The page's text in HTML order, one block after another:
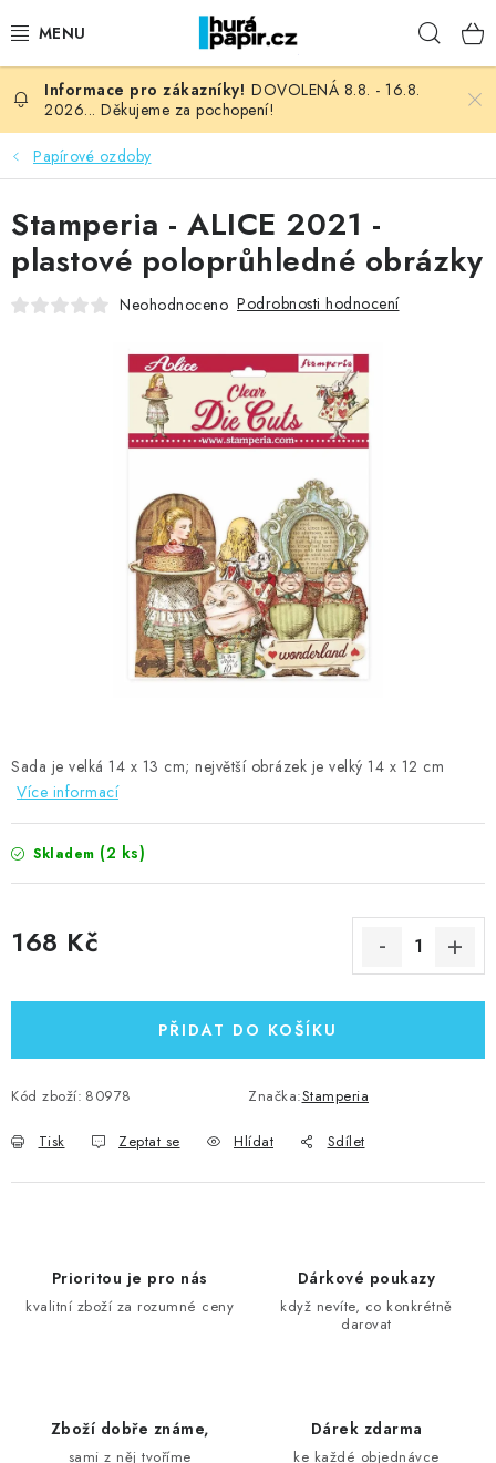
na
NOVINKY
HURÁ DÍLNA
VŠECHNO ZBOŽÍ
KNIHAŘSKÝ MATERIÁL
FOTORECENZE
MOJE OBJEDNÁVKA
Kontakty Moje objednávka
Oblíbené ♥️
Hodnocení obchodu
Obchodní podmínky
Podmínky ochrany osobních údajů
Ověřování recenzí
DOVOLENÁ 8.8. - 16.8.
2026... Děkujeme za pochopení!
Papírové ozdoby
Sada je velká 14 x 13 cm; největší obrázek je velký 14 x 12 cm
Více informací
Skladem (2 ks)
168 Kč
PŘIDAT DO KOŠÍKU
Kód zboží: 80978 Značka:Stamperia
Tisk Zeptat se Hlídat Sdílet
Stamperia - ALICE 2021 -
plastové poloprůhledné obrázky
Neohodnoceno Podrobnosti hodnocení
Prioritou je pro nás
kvalitní zboží za rozumné ceny
Dárkové poukazy
když nevíte, co konkrétně
darovat
Zboží dobře známe,
sami z něj tvoříme
Dárek zdarma
ke každé objednávce